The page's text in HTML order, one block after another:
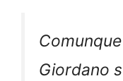
Giordano